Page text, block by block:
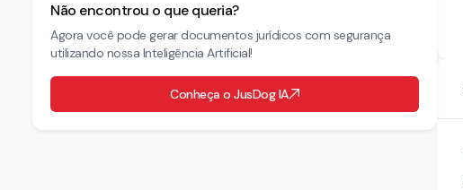
Não encontrou o que queria?
Agora você pode gerar documentos jurídicos com segurança
utilizando nossa Inteligência Artificial!
Conheça o JusDog IA